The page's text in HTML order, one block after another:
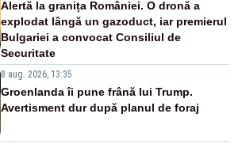
Alertă la granița României. O dronă a
explodat lângă un gazoduct, iar premierul
Bulgariei a convocat Consiliul de
Securitate
8 aug. 2026, 13:35
Groenlanda îi pune frână lui Trump.
Avertisment dur după planul de foraj